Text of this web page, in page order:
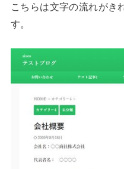
こちらは文字の流れがき
す。